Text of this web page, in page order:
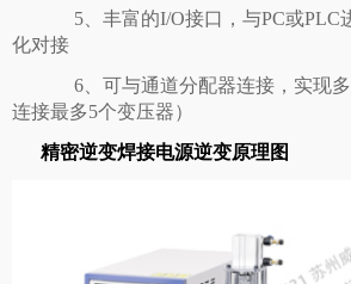
5、丰富的I/O接口，与PC或PLC
化对接
6、可与通道分配器连接，实现多
连接最多5个变压器）
精密逆变焊接电源逆变原理图